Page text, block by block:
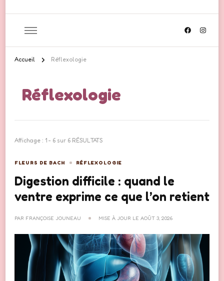
Accueil Réflexologie
Réflexologie
Affichage : 1 - 6 sur 6 RÉSULTATS
FLEURS DE BACH RÉFLEXOLOGIE
Digestion difficile : quand le
ventre exprime ce que l’on retient
PAR FRANÇOISE JOUNEAU MISE À JOUR LE AOÛT 3, 2026